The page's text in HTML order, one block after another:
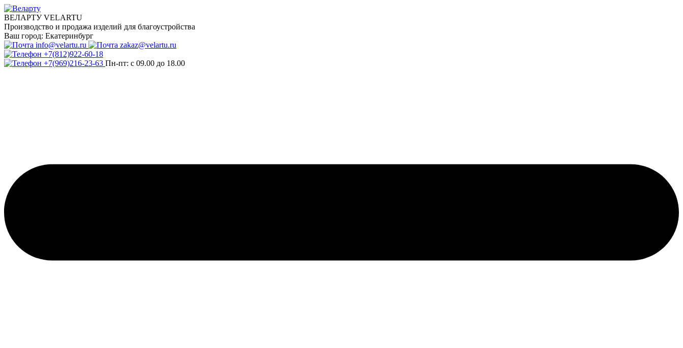
ВЕЛАРТУ VELARTU
Производство и продажа изделий для благоустройства
Ваш город: Екатеринбург
info@velartu.ru
zakaz@velartu.ru
+7(812)922-60-18
+7(969)216-23-63 Пн-пт: с 09.00 до 18.00